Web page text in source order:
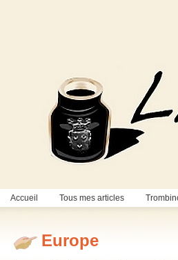
Accueil Tous mes articles
Europe